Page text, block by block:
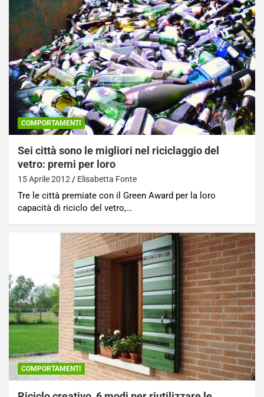
COMPORTAMENTI
Sei città sono le migliori nel riciclaggio del
vetro: premi per loro
15 Aprile 2012 Elisabetta Fonte
Tre le città premiate con il Green Award per la loro
capacità di riciclo del vetro,…
COMPORTAMENTI